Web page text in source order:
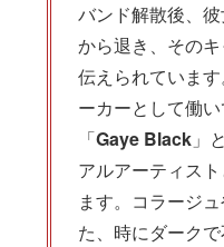
バンド解散後、
から退き、その
伝えられていま
ーカーとして働
「Gaye Black 」
アルアーティス
ます。コラージ
た、時にダーク